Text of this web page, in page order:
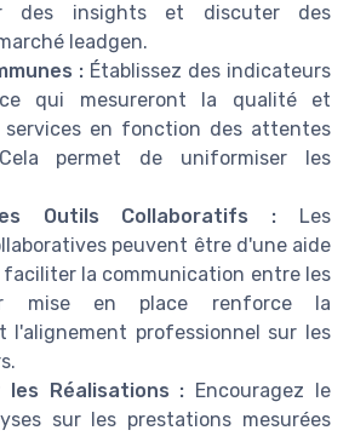
des insights et discuter des
leadgen.
: Établissez des indicateurs
qui mesureront la qualité et
services en fonction des attentes
permet de uniformiser les
Outils Collaboratifs : Les
peuvent être d'une aide
faciliter la communication entre les
mise en place renforce la
l'alignement professionnel sur les
les Réalisations : Encouragez le
sur les prestations mesurées